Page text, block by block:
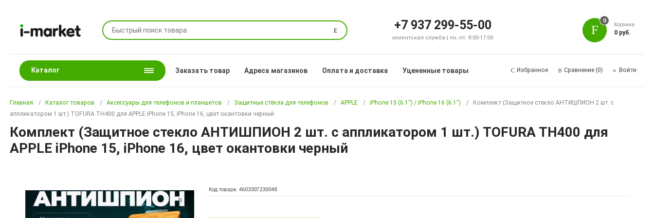
Поиск +7 937 299-55-00
клиентская служба | пн.-пт. 8:00-17:00
0
Корзина
0 руб.
Каталог Заказать товар Адреса магазинов Оплата и доставка Уцененные товары Избранное Сравнение (0) Войти
Главная Каталог товаров Аксессуары для телефонов и планшетов Защитные стёкла для телефонов APPLE iPhone 15 (6.1") / iPhone 16 (6.1")
Комплект (Защитное стекло АНТИШПИОН 2 шт. с
аппликатором 1 шт.) TOFURA TH400 для APPLE iPhone 15, iPhone 16, цвет окантовки черный
Комплект (Защитное стекло АНТИШПИОН 2 шт. с аппликатором 1 шт.) TOFURA TH400 для
APPLE iPhone 15, iPhone 16, цвет окантовки черный
Код товара: 4603307230048